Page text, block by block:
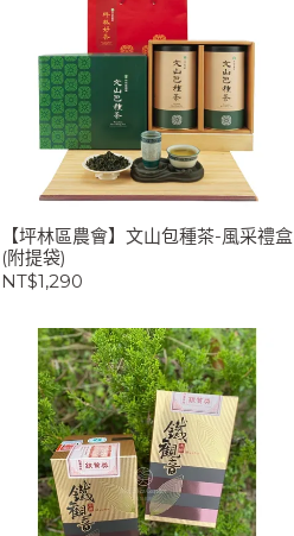
【坪林區農會】文山包種茶-風采禮盒
(附提袋)
NT$1,290